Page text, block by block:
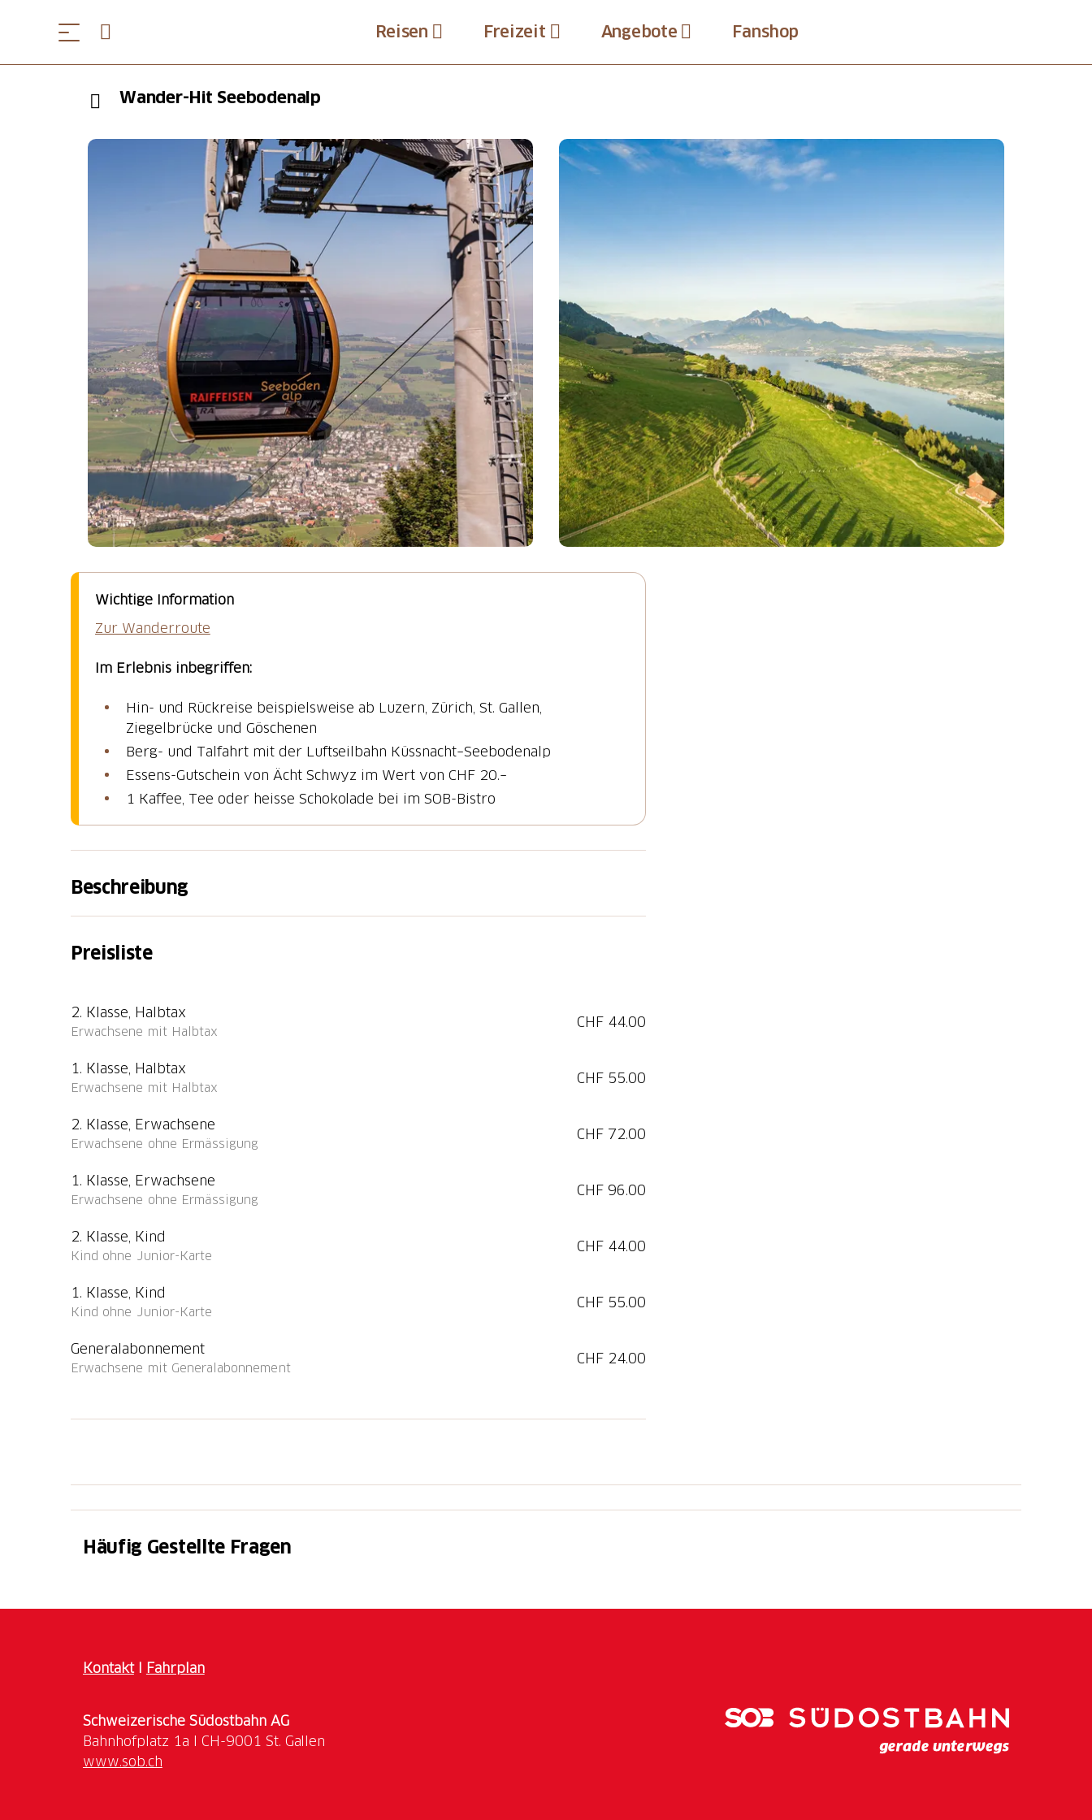
Reisen Freizeit Angebote Fanshop
Wander-Hit Seebodenalp
Wichtige Information
Zur Wanderroute
Im Erlebnis inbegriffen:
Hin- und Rückreise beispielsweise ab Luzern, Zürich, St. Gallen,
Essens-Gutschein von Ächt Schwyz im Wert von CHF 20.–
1 Kaffee, Tee oder heisse Schokolade bei im SOB-Bistro
Beschreibung
Reisen Sie nach Küssnacht am Rigi, Seilbahn und fahren Sie mit der Luftseilbahn zur
anzutreten.
Der Ächt Schwyz Gutschein kann auf dieser Wanderung in folgendem Restaurant
Alpwirtschaft Räbalp
Weitere Partner in der Region finden Sie auf der Webseite von
Tourenbeschreibung
Entdecken Sie den Chugelbahnen-Weg auf der Seebodenalp, der Jung und Alt
gleichermassen begeistert. Mit einer grossen Holzkugel machen Sie sich auf den Weg
und können an 12 verschiedenen Standorten spielen. Geniessen Sie die herrliche
Wanderung mit schönem Ausblick und spannender Abwechslung.
Preisliste
2. Klasse, Halbtax
Erwachsene mit Halbtax
CHF 44.00
1. Klasse, Halbtax
Erwachsene mit Halbtax
CHF 55.00
2. Klasse, Erwachsene
Erwachsene ohne Ermässigung
CHF 72.00
1. Klasse, Erwachsene
Erwachsene ohne Ermässigung
CHF 96.00
2. Klasse, Kind
Kind ohne Junior-Karte
CHF 44.00
1. Klasse, Kind
Kind ohne Junior-Karte
CHF 55.00
Generalabonnement
Erwachsene mit Generalabonnement
CHF 24.00
Häufig Gestellte Fragen
KontaktI Fahrplan
Schweizerische Südostbahn AG
www.sob.ch